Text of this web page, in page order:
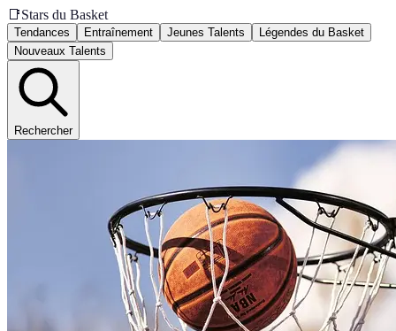
📑Stars du Basket
Tendances Entraînement Jeunes Talents
Légendes du Basket
Nouveaux Talents
Rechercher